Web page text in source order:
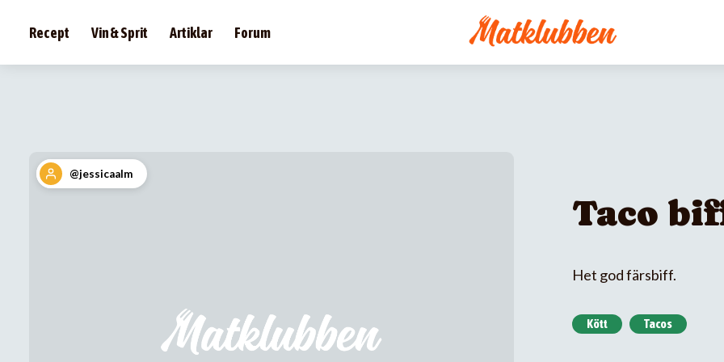
Recept Vin & Sprit Artiklar Forum
@jessicaalm
Taco
Het god färsbiff.
Kött Tacos